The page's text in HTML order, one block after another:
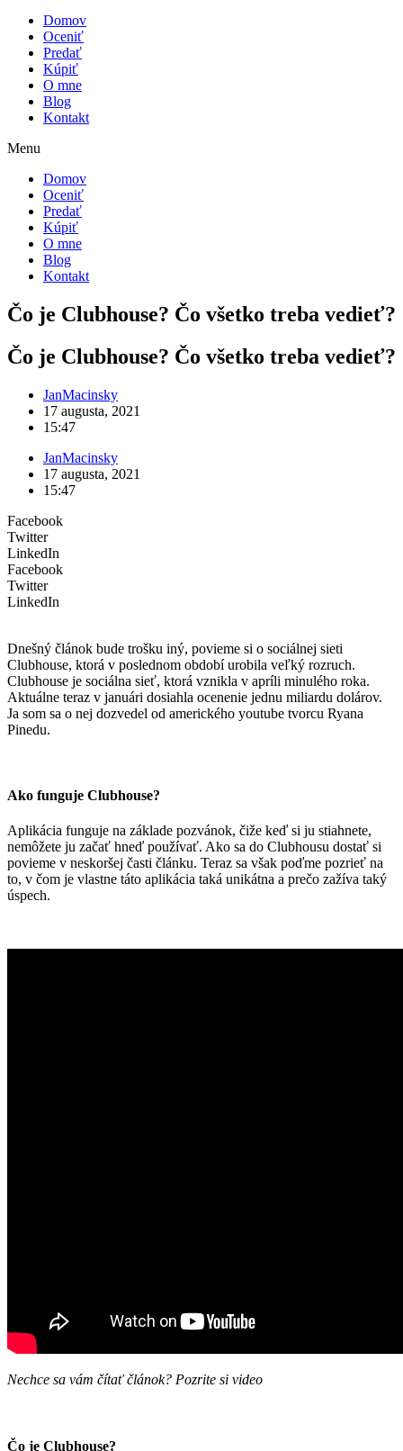
Domov
Oceniť
Predať
Kúpiť
O mne
Blog
Kontakt
Menu
Domov
Oceniť
Predať
Kúpiť
O mne
Blog
Kontakt
Čo je Clubhouse? Čo všetko treba vedieť?
Čo je Clubhouse? Čo všetko treba vedieť?
JanMacinsky
17 augusta, 2021
15:47
JanMacinsky
17 augusta, 2021
15:47
Facebook
Twitter
LinkedIn
Facebook
Twitter
LinkedIn
Dnešný článok bude trošku iný, povieme si o sociálnej sieti
Clubhouse, ktorá v poslednom období urobila veľký rozruch.
Clubhouse je sociálna sieť, ktorá vznikla v apríli minulého roka.
Aktuálne teraz v januári dosiahla ocenenie jednu miliardu dolárov.
Ja som sa o nej dozvedel od amerického youtube tvorcu Ryana
Pinedu.
Ako funguje Clubhouse?
Aplikácia funguje na základe pozvánok, čiže keď si ju stiahnete,
nemôžete ju začať hneď používať. Ako sa do Clubhousu dostať si
povieme v neskoršej časti článku. Teraz sa však poďme pozrieť na
to, v čom je vlastne táto aplikácia taká unikátna a prečo zažíva taký
úspech.
Nechce sa vám čítať článok? Pozrite si video
Čo je Clubhouse?